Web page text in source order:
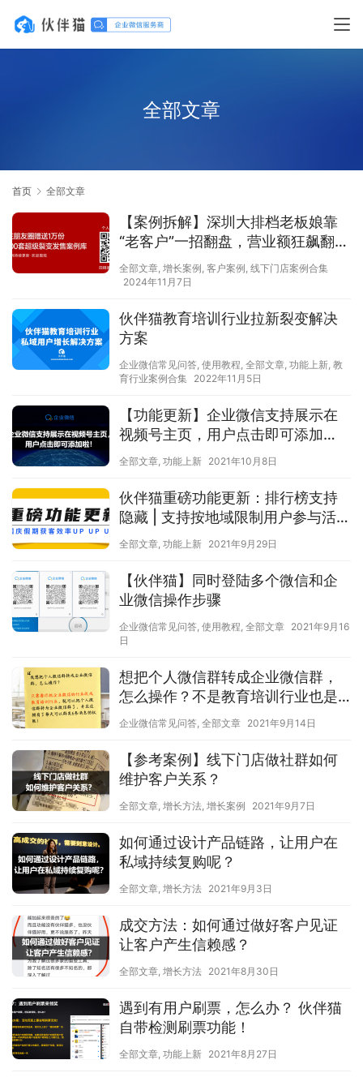
全部文章
首页 全部文章
【案例拆解】深圳大排档老板娘靠
“老客户”一招翻盘，营业额狂飙翻
倍，8点后爆满停单！
全部文章, 增长案例, 客户案例, 线下门店案例合集
2024年11月7日
伙伴猫教育培训行业拉新裂变解决
方案
企业微信常见问答, 使用教程, 全部文章, 功能上新, 教
育行业案例合集 2022年11月5日
【功能更新】企业微信支持展示在
视频号主页，用户点击即可添加
啦！
全部文章, 功能上新 2021年10月8日
伙伴猫重磅功能更新：排行榜支持
隐藏 | 支持按地域限制用户参与活动
| 支持付费活动设置多规格商品
全部文章, 功能上新 2021年9月29日
【伙伴猫】同时登陆多个微信和企
业微信操作步骤
企业微信常见问答, 使用教程, 全部文章 2021年9月16
日
想把个人微信群转成企业微信群，
怎么操作？不是教育培训行业也是
有方法的。
企业微信常见问答, 全部文章 2021年9月14日
【参考案例】线下门店做社群如何
维护客户关系？
全部文章, 增长方法, 增长案例 2021年9月7日
如何通过设计产品链路，让用户在
私域持续复购呢？
全部文章, 增长方法 2021年9月3日
成交方法：如何通过做好客户见证
让客户产生信赖感？
全部文章, 增长方法 2021年8月30日
遇到有用户刷票，怎么办？ 伙伴猫
自带检测刷票功能！
全部文章, 功能上新 2021年8月27日